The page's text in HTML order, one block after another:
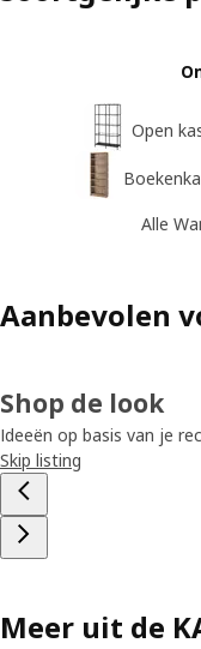
Open
Alle
Aanbevolen
Shop de look
Ideeën op basis van je
Skip listing
Meer uit de